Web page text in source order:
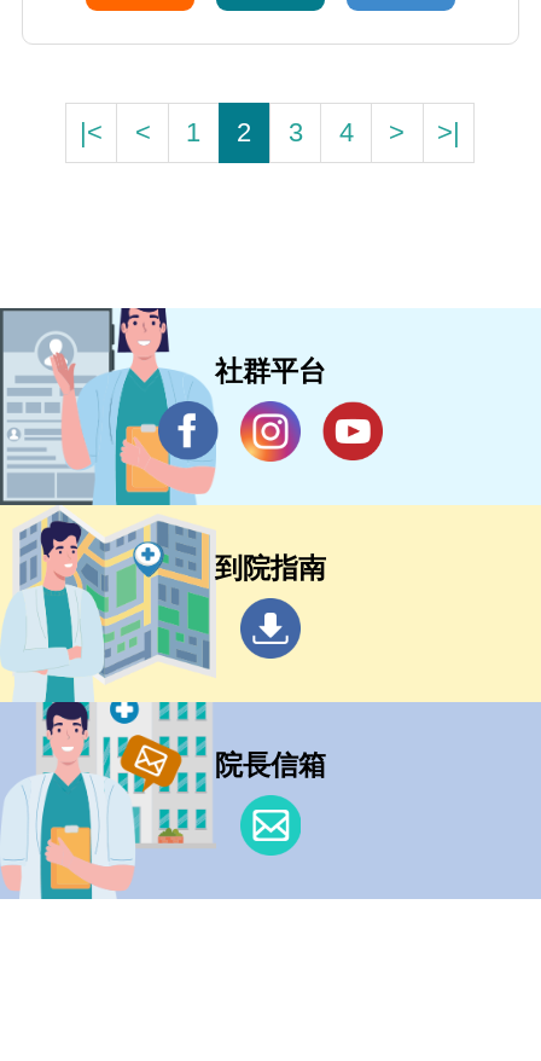
|< < 1 2 3 4 > >|
社群平台
到院指南
院長信箱